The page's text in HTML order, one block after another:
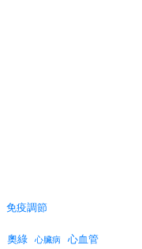
免疫調節
奧綠 心臟病 心血管